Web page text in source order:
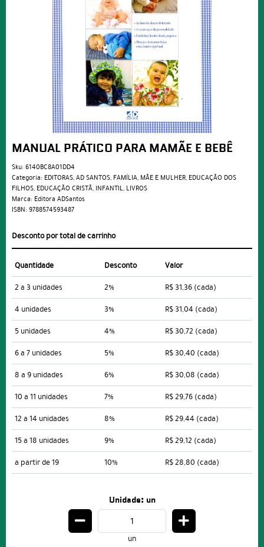
MANUAL PRÁTICO PARA MAMÃE E BEBÊ
Sku: 6140BC8A01DD4
Categoria: EDITORAS,AD SANTOS, FAMÍLIA, MÃE E MULHER, EDUCAÇÃO DOS
FILHOS, EDUCAÇÃO CRISTÃ, INFANTIL, LIVROS
Marca: Editora ADSantos
ISBN: 9788574593487
Desconto por total de carrinho
Quantidade Desconto
Valor
2 a 3 unidades
2% R$ 31,36 (cada)
4 unidades
3% R$ 31,04 (cada)
5 unidades
4% R$ 30,72 (cada)
6 a 7 unidades
5% R$ 30,40 (cada)
8 a 9 unidades
6% R$ 30,08 (cada)
10 a 11 unidades
7% R$ 29,76 (cada)
12 a 14 unidades
8% R$ 29,44 (cada)
15 a 18 unidades
9% R$ 29,12 (cada)
a partir de 19
10% R$ 28,80 (cada)
Unidade: un
un